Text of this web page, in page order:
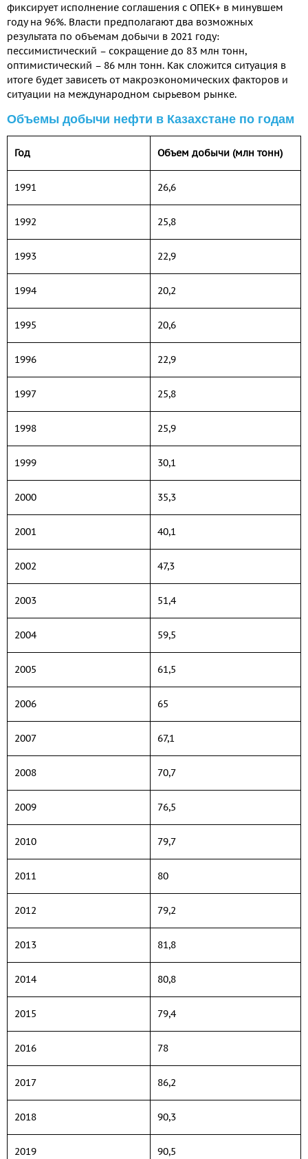
фиксирует исполнение соглашения с ОПЕК+ в минувшем
году на 96%. Власти предполагают два возможных
результата по объемам добычи в 2021 году:
пессимистический – сокращение до 83 млн тонн,
оптимистический – 86 млн тонн. Как сложится ситуация в
итоге будет зависеть от макроэкономических факторов и
ситуации на международном сырьевом рынке.
Объемы добычи нефти в Казахстане по годам
Год Объем добычи (млн тонн)
1991 26,6
1992 25,8
1993 22,9
1994 20,2
1995 20,6
1996 22,9
1997 25,8
1998 25,9
1999 30,1
2000 35,3
2001 40,1
2002 47,3
2003 51,4
2004 59,5
2005 61,5
2006 65
2007 67,1
2008 70,7
2009 76,5
2010 79,7
2011 80
2012 79,2
2013 81,8
2014 80,8
2015 79,4
2016 78
2017 86,2
2018 90,3
2019 90,5